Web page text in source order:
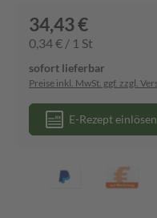
34,43 €
0,34 € / 1 St
sofort lieferbar
Preise inkl. MwSt. ggf. zzgl.
E-Rezept einlösen